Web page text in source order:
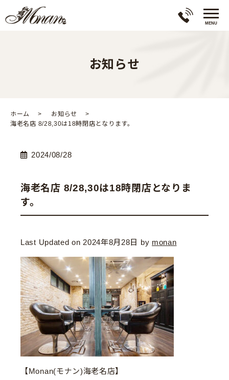
お知らせ
ホーム
お知らせ
海老名店 8/28,30は18時閉店となります。
2024/08/28
海老名店 8/28,30は18時閉店となりま
す。
Last Updated on 2024年8月28日 by monan
【Monan(モナン)海老名店】